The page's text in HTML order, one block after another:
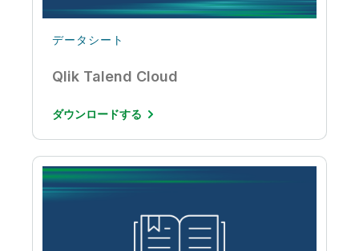
データシート
Qlik Talend Cloud
ダウンロードする